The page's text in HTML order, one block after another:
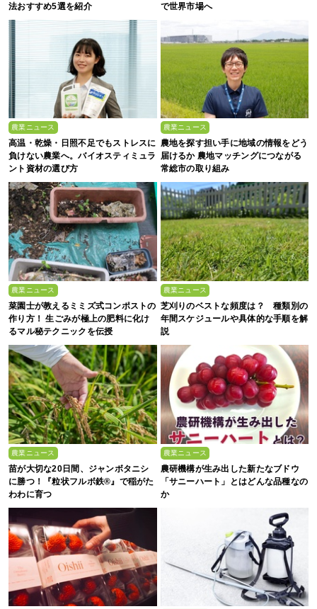
法おすすめ5選を紹介 で世界市場へ
農業ニュース
高温・乾燥・日照不足でもストレスに
負けない農業へ。バイオスティミュラ
ント資材の選び方
農業ニュース
農地を探す担い手に地域の情報をどう
届けるか 農地マッチングにつながる
常総市の取り組み
農業ニュース
菜園士が教えるミミズ式コンポストの
作り方！ 生ごみが極上の肥料に化け
るマル秘テクニックを伝授
農業ニュース
芝刈りのベストな頻度は？ 種類別の
年間スケジュールや具体的な手順を解
説
農業ニュース
苗が大切な20日間、ジャンボタニシ
に勝つ！『粒状フルボ鉄®』で稲がた
わわに育つ
農業ニュース
農研機構が生み出した新たなブドウ
「サニーハート」とはどんな品種なの
か